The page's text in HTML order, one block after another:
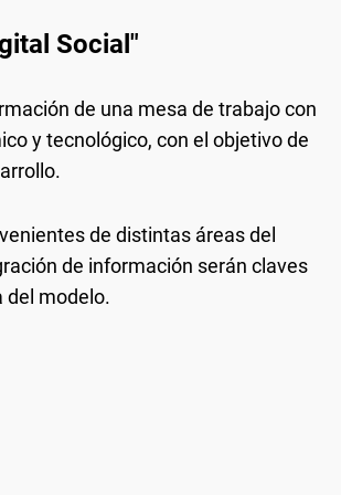
Social"
de una mesa de trabajo con
y tecnológico, con el objetivo de
de distintas áreas del
de información serán claves
del modelo.